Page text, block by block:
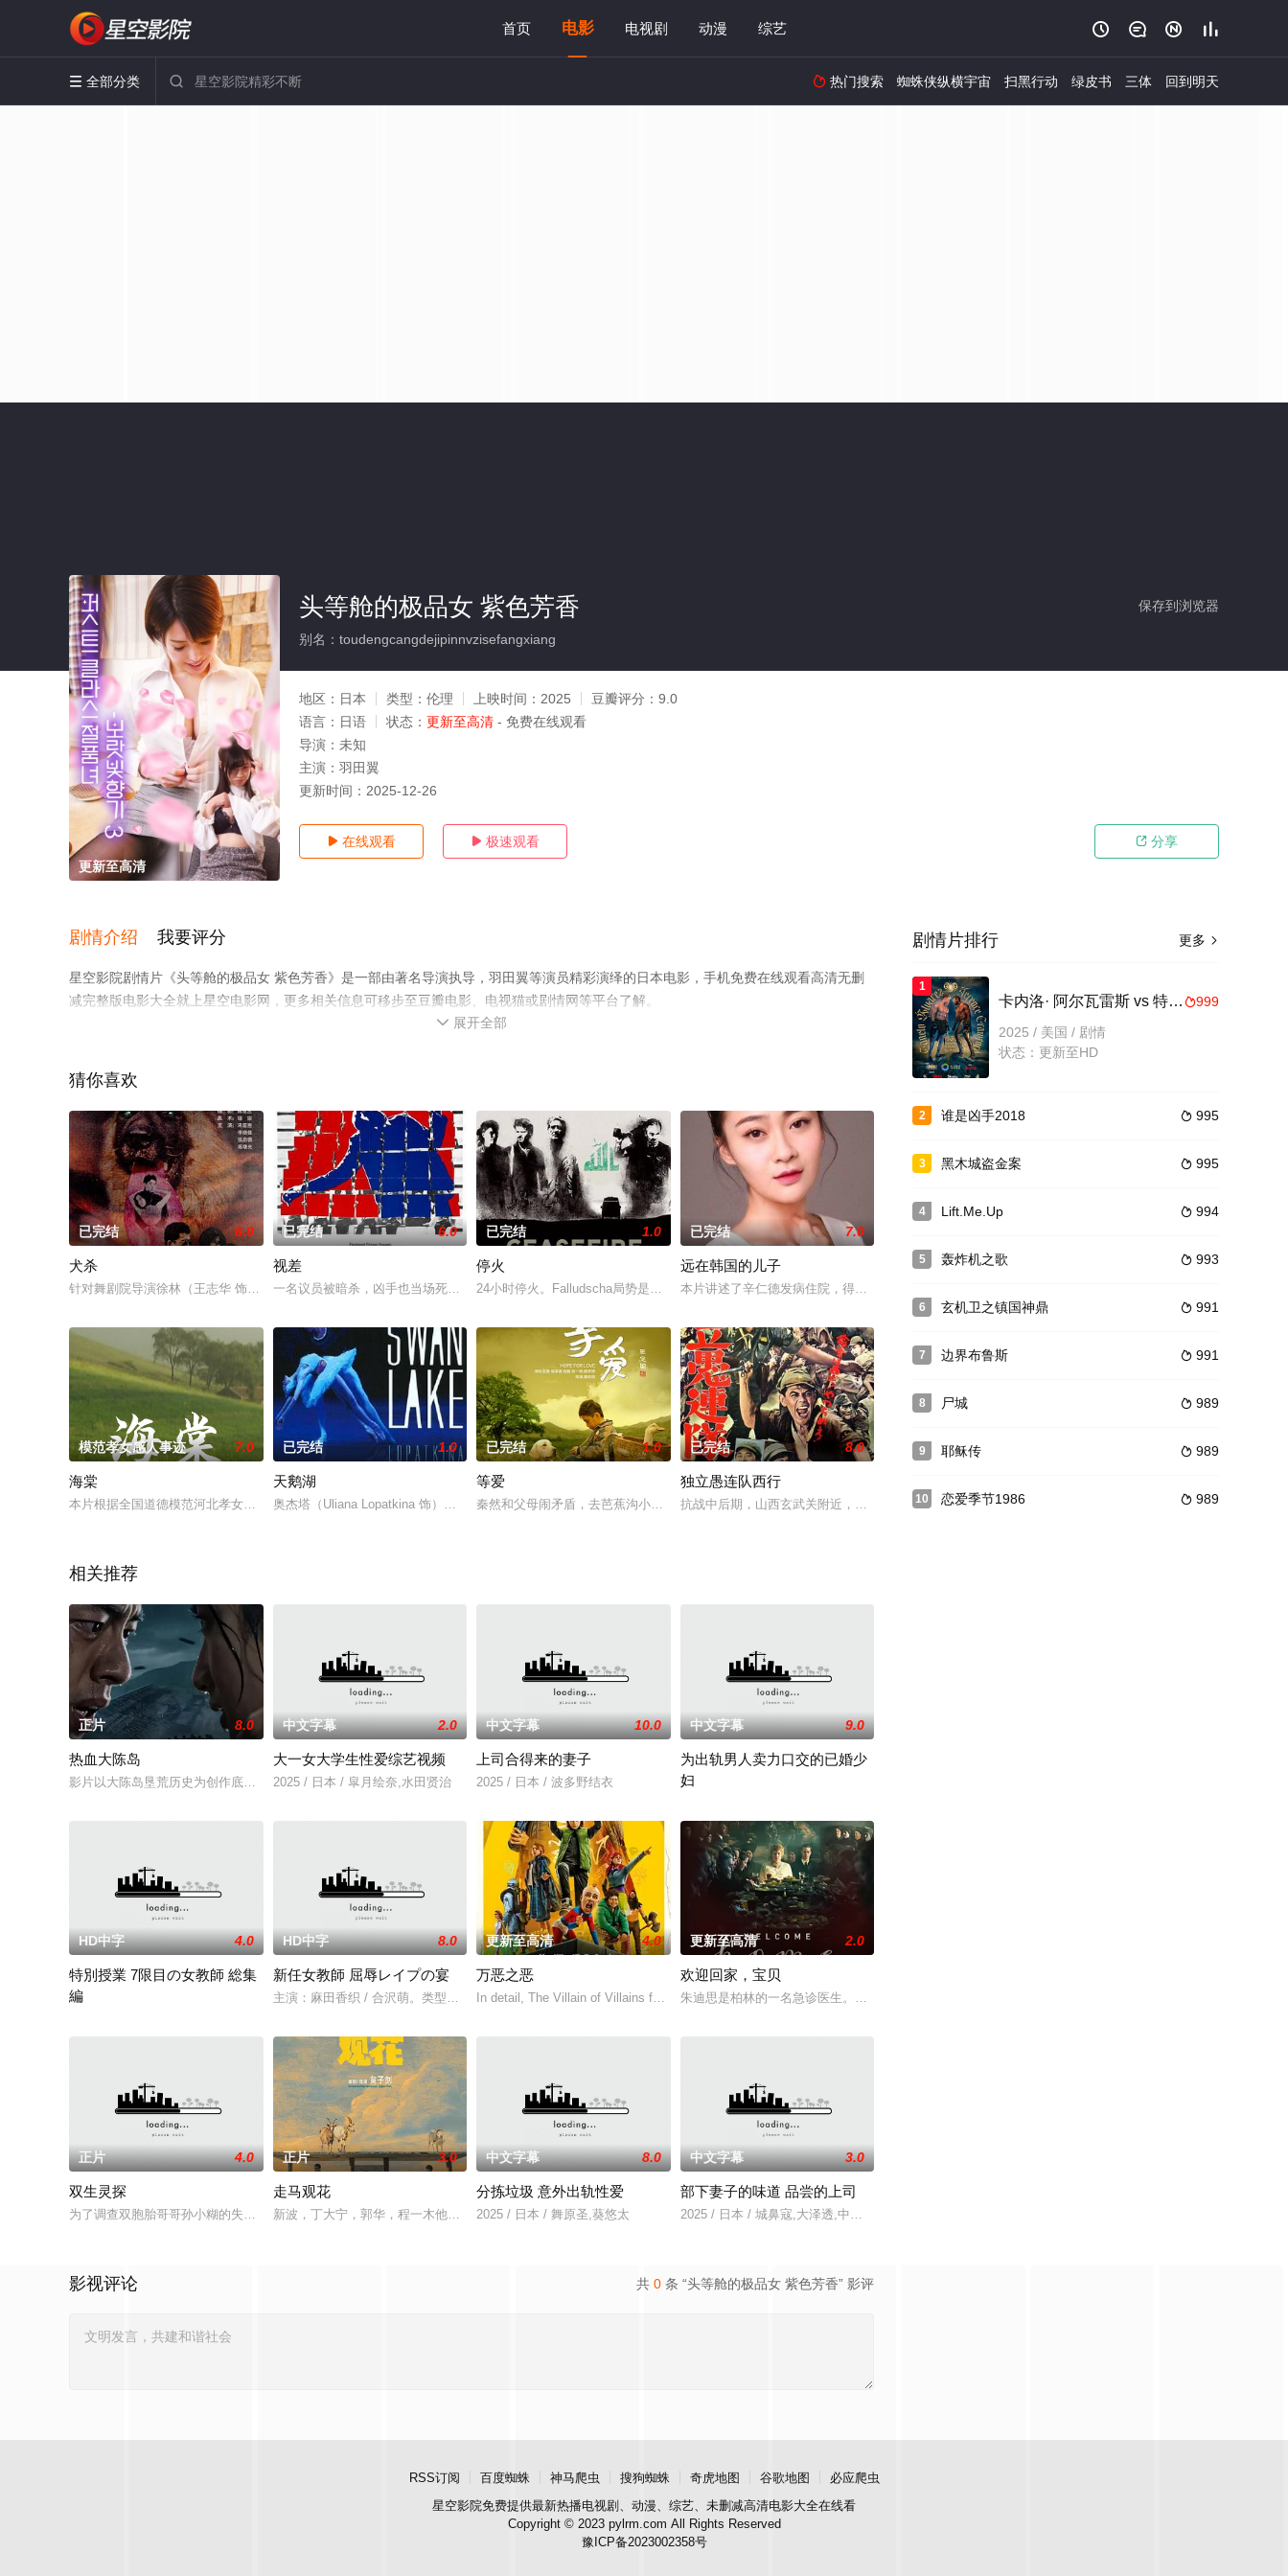
首页 电影 电视剧 动漫 综艺    
 全部分类   热门搜索 蜘蛛侠纵横宇宙 扫黑行动 绿皮书 三体 回到明天
更新至高清
保存到浏览器
头等舱的极品女 紫色芳香
别名：toudengcangdejipinnvzisefangxiang
地区： 日本 类型： 伦理 上映时间： 2025 豆瓣评分： 9.0
语言： 日语 状态： 更新至高清 - 免费在线观看
导演： 未知
主演： 羽田翼
更新时间： 2025-12-26
 在线观看  极速观看  分享
剧情介绍 我要评分
星空影院剧情片《头等舱的极品女 紫色芳香》是一部由著名导演执导，羽田翼等演员精彩演绎的日本电影，手机免费在线观看高清无删
减完整版电影大全就上星空电影网，更多相关信息可移步至豆瓣电影、电视猫或剧情网等平台了解。
 展开全部
猜你喜欢
已完结 6.0
犬杀
针对舞剧院导演徐林（王志华 饰）被自家狼犬咬死的蹊跷事件，警官滕丽（宋茹惠 饰）进入案件调查。调查发现，徐
已完结 6.0
视差
一名议员被暗杀，凶手也当场死亡，3年后，当时的目击者陆续“正常”地死去，华伦·比提饰演的记者起初不以为然，
已完结 1.0
停火
24小时停火。Falludscha局势是毁灭性的没有食物,没有药物,没有帮助,最终一群五人组的计划帮助他们
已完结 7.0
远在韩国的儿子
本片讲述了辛仁德发病住院，得知消息的辛民前往医院，途中撞车身亡。为了不让父亲病情加重，女儿辛然和
模范孝女感人事迹 7.0
海棠
本片根据全国道德模范河北孝女感人事迹改编，讲述主人公坚持结婚后和丈夫一同照顾养父并一起生活的感人故事。
已完结 1.0
天鹅湖
奥杰塔（Uliana Lopatkina 饰）是一位美丽的公主，一场意外中，她不幸的被邪恶的魔王罗特巴尔特
已完结 1.0
等爱
秦然和父母闹矛盾，去芭蕉沟小学支教实习，由于第一次教学惹出不少囧事，在校长李云翔耐心的言传身教下，秦然慢慢
已完结 8.0
独立愚连队西行
抗战中后期，山西玄武关附近，日军步兵463联队遭八路军毁灭性围歼，全员团灭，代表日军荣耀的军旗不知
相关推荐
正片 8.0
热血大陈岛
影片以大陈岛垦荒历史为创作底色，在尊重历史真实性的前提下，以年轻化、科技化的光影语言活化红色记忆，生动诠释
中文字幕 2.0
大一女大学生性爱综艺视频
2025 / 日本 / 皐月绘奈,水田贤治
中文字幕 10.0
上司合得来的妻子
2025 / 日本 / 波多野结衣
中文字幕 9.0
为出轨男人卖力口交的已婚少
妇
HD中字 4.0
特別授業 7限目の女教師 総集
編
HD中字 8.0
新任女教師 屈辱レイプの宴
主演：麻田香织 / 合沢萌。类型：情色。制片国家/地区：日本。语言：日语。片长：77分钟。年份不详，四个关
更新至高清 4.0
万恶之恶
In detail, The Villain of Villains follows 12-year-ol
更新至高清 2.0
欢迎回家，宝贝
朱迪思是柏林的一名急诊医生。当她从奥地利的一家人那里继承了一栋房子，而这家人正是她在童年时期被送
正片 4.0
双生灵探
为了调查双胞胎哥哥孙小糊的失踪，孙小涂参加了警队的招新考试，却在考试现场卷入警察局长遇刺事件，幸好有一直以
正片 3.0
走马观花
新波，丁大宁，郭华，程一木他们毕业于同一所大学。他们和很多年轻人一样，自以为是，敏感错弱，没有被认可的才华
中文字幕 8.0
分拣垃圾 意外出轨性爱
2025 / 日本 / 舞原圣,葵悠太
中文字幕 3.0
部下妻子的味道 品尝的上司
2025 / 日本 / 城鼻寇,大泽透,中山健二
共 0 条 “头等舱的极品女 紫色芳香” 影评
影视评论
更多 
剧情片排行
1
999
卡内洛· 阿尔瓦雷斯 vs 特伦斯·克劳福德
2025 / 美国 / 剧情
状态：更新至HD
2  995
谁是凶手2018
3  995
黑木城盗金案
4  994
Lift.Me.Up
5  993
轰炸机之歌
6  991
玄机卫之镇国神鼎
7  991
边界布鲁斯
8  989
尸城
9  989
耶稣传
10  989
恋爱季节1986
RSS订阅 百度蜘蛛 神马爬虫 搜狗蜘蛛 奇虎地图 谷歌地图
必应爬虫
星空影院免费提供最新热播电视剧、动漫、综艺、未删减高清电影大全在线看
Copyright © 2023 pylrm.com All Rights Reserved
豫ICP备2023002358号